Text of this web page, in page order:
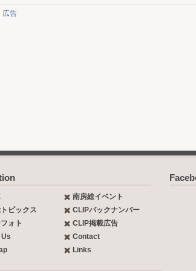
広告
南房総イベント
ピックス
CLIPバックナンバー
ォト
CLIP掲載広告
Contact
Links